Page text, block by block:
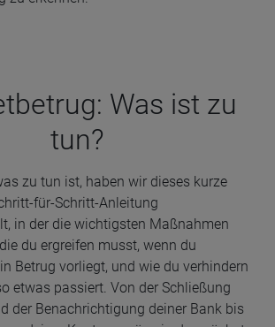
Was ist zu
tun?
zu tun ist, haben wir dieses kurze
für-Schritt-Anleitung
in der die wichtigsten Maßnahmen
du ergreifen musst, wenn du
Betrug vorliegt, und wie du verhindern
etwas passiert. Von der Schließung
der Benachrichtigung deiner Bank bis